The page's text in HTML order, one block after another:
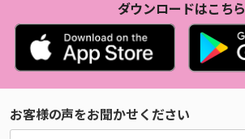
ダウンロードはこちら
お客様の声をお聞かせください